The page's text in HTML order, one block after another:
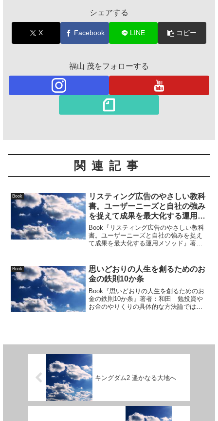
シェアする
X Facebook LINE コピー
福山 茂をフォローする
関連記事
Book
リスティング広告のやさしい教科
書。ユーザーニーズと自社の強み
を捉えて成果を最大化する運用メ
ソッド
Book『リスティング広告のやさしい教科
書。ユーザーニーズと自社の強みを捉え
て成果を最大化する運用メソッド』著
Book
思いどおりの人生を創るためのお
金の鉄則10か条
Book『思いどおりの人生を創るためのお
金の鉄則10か条』著者：和田 勉投資や
お金のやりくりの具体的な方法論ではな
キングダム2 遥かなる大地へ